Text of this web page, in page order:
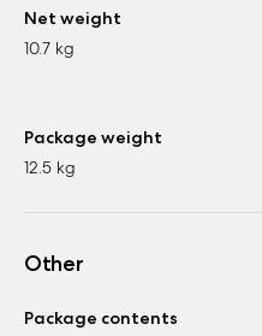
Net weight
10.7 kg
Package weight
12.5 kg
Other
Package contents